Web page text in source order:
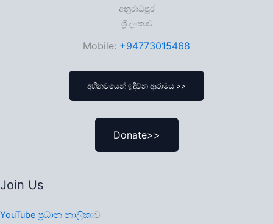
අනුරාධපුර
ශ්‍රී ලංකාව
Mobile: +94773015468
අභිනවයෙන් ඉදිවන ආරාමය >>
Donate>>
Join Us
YouTube ප්‍රධාන නාලිකාව